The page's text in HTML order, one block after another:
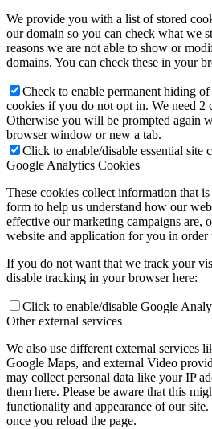
We provide you with a list of stored
our domain so you can check what we
reasons we are not able to show or
domains. You can check these in your
Check to enable permanent hiding of
cookies if you do not opt in. We need 2
Otherwise you will be prompted again
browser window or new a tab.
Click to enable/disable essential site
Google Analytics Cookies
These cookies collect information that
form to help us understand how our
effective our marketing campaigns are,
website and application for you in order
If you do not want that we track your
disable tracking in your browser here:
Click to enable/disable Google
Other external services
We also use different external services
Google Maps, and external Video
may collect personal data like your IP
them here. Please be aware that this
functionality and appearance of our
once you reload the page.